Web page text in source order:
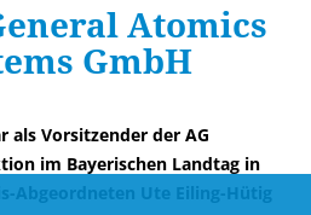
Atomics
GmbH
als Vorsitzender der AG
im Bayerischen Landtag in
Abgeordneten Ute Eiling-Hütig